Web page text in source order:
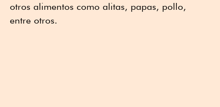
otros alimentos como alitas, papas, pollo,
entre otros.